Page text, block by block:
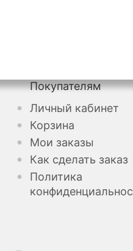
Покупателям
Личный кабинет
Корзина
Мои заказы
Как сделать заказ
Политика